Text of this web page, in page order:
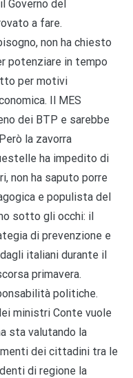
Governo del
a fare.
non ha chiesto
potenziare in tempo
per motivi
Il MES
dei BTP e sarebbe
la zavorra
ha impedito di
non ha saputo porre
e populista del
sotto gli occhi: il
di prevenzione e
italiani durante il
primavera.
politiche.
ministri Conte vuole
sta valutando la
dei cittadini tra le
di regione la